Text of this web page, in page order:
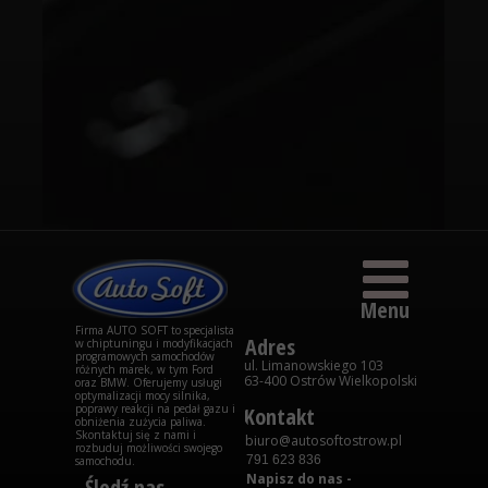
Kontakt
Napisz do nas -
Adres
Menu
Firma AUTO SOFT to specjalista
w chiptuningu i modyfikacjach
programowych samochodów
różnych marek, w tym Ford
oraz BMW. Oferujemy usługi
optymalizacji mocy silnika,
poprawy reakcji na pedał gazu i
obniżenia zużycia paliwa.
Skontaktuj się z nami i
rozbuduj możliwości swojego
samochodu.
biuro@autosoftostrow.pl
791 623 836
ul. Limanowskiego 103
63-400 Ostrów Wielkopolski